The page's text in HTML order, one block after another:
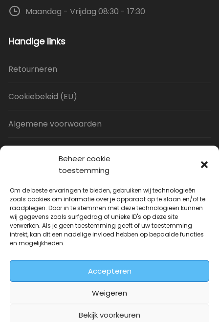
Beheer cookie
toestemming
Om de beste ervaringen te bieden, gebruiken wij technologieën
zoals cookies om informatie over je apparaat op te slaan en/of te
raadplegen. Door in te stemmen met deze technologieën kunnen
wij gegevens zoals surfgedrag of unieke ID's op deze site
verwerken. Als je geen toestemming geeft of uw toestemming
intrekt, kan dit een nadelige invloed hebben op bepaalde functies
en mogelijkheden.
Accepteren
Weigeren
Bekijk voorkeuren
Maandag - Vrijdag 08:30 - 17:30
Handige links
Retourneren
Cookiebeleid (EU)
Algemene voorwaarden
Uitverkoop
JNF Deurklink gebogen 16mm
prijs
was:
prijs
is: